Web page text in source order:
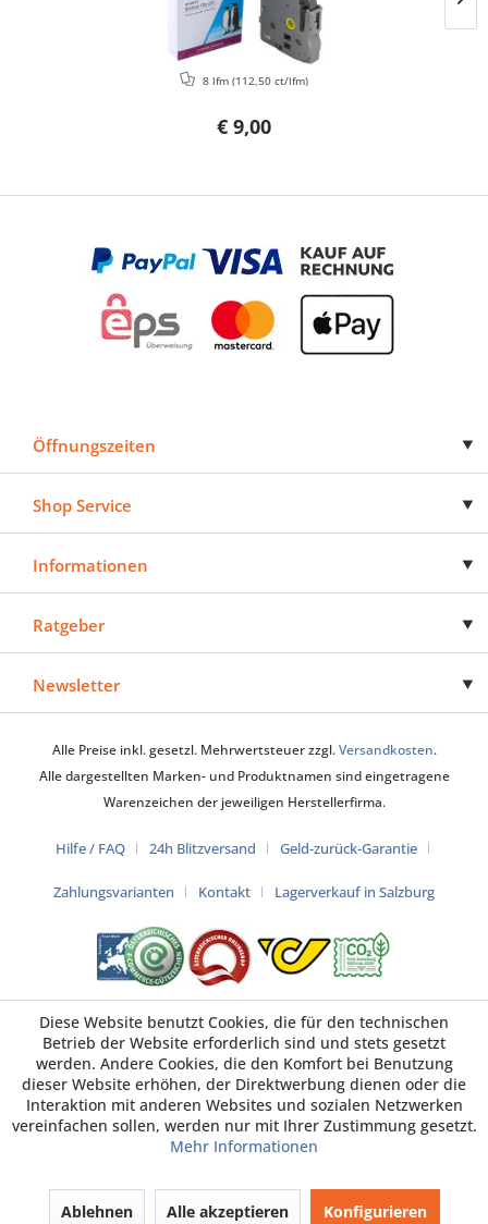
€ 9,00
8 lfm (112,50 ct/lfm)
Öffnungszeiten
Shop Service
Informationen
Ratgeber
Newsletter
Alle Preise inkl. gesetzl. Mehrwertsteuer zzgl.Versandkosten.
Alle dargestellten Marken- und Produktnamen sind eingetragene
Warenzeichen der jeweiligen Herstellerfirma.
Hilfe / FAQ 24h Blitzversand Geld-zurück-Garantie
Zahlungsvarianten Kontakt Lagerverkauf in Salzburg
Diese Website benutzt Cookies, die für den technischen
Betrieb der Website erforderlich sind und stets gesetzt
werden. Andere Cookies, die den Komfort bei Benutzung
dieser Website erhöhen, der Direktwerbung dienen oder die
Interaktion mit anderen Websites und sozialen Netzwerken
vereinfachen sollen, werden nur mit Ihrer Zustimmung gesetzt.
Mehr Informationen
Ablehnen Alle akzeptieren Konfigurieren